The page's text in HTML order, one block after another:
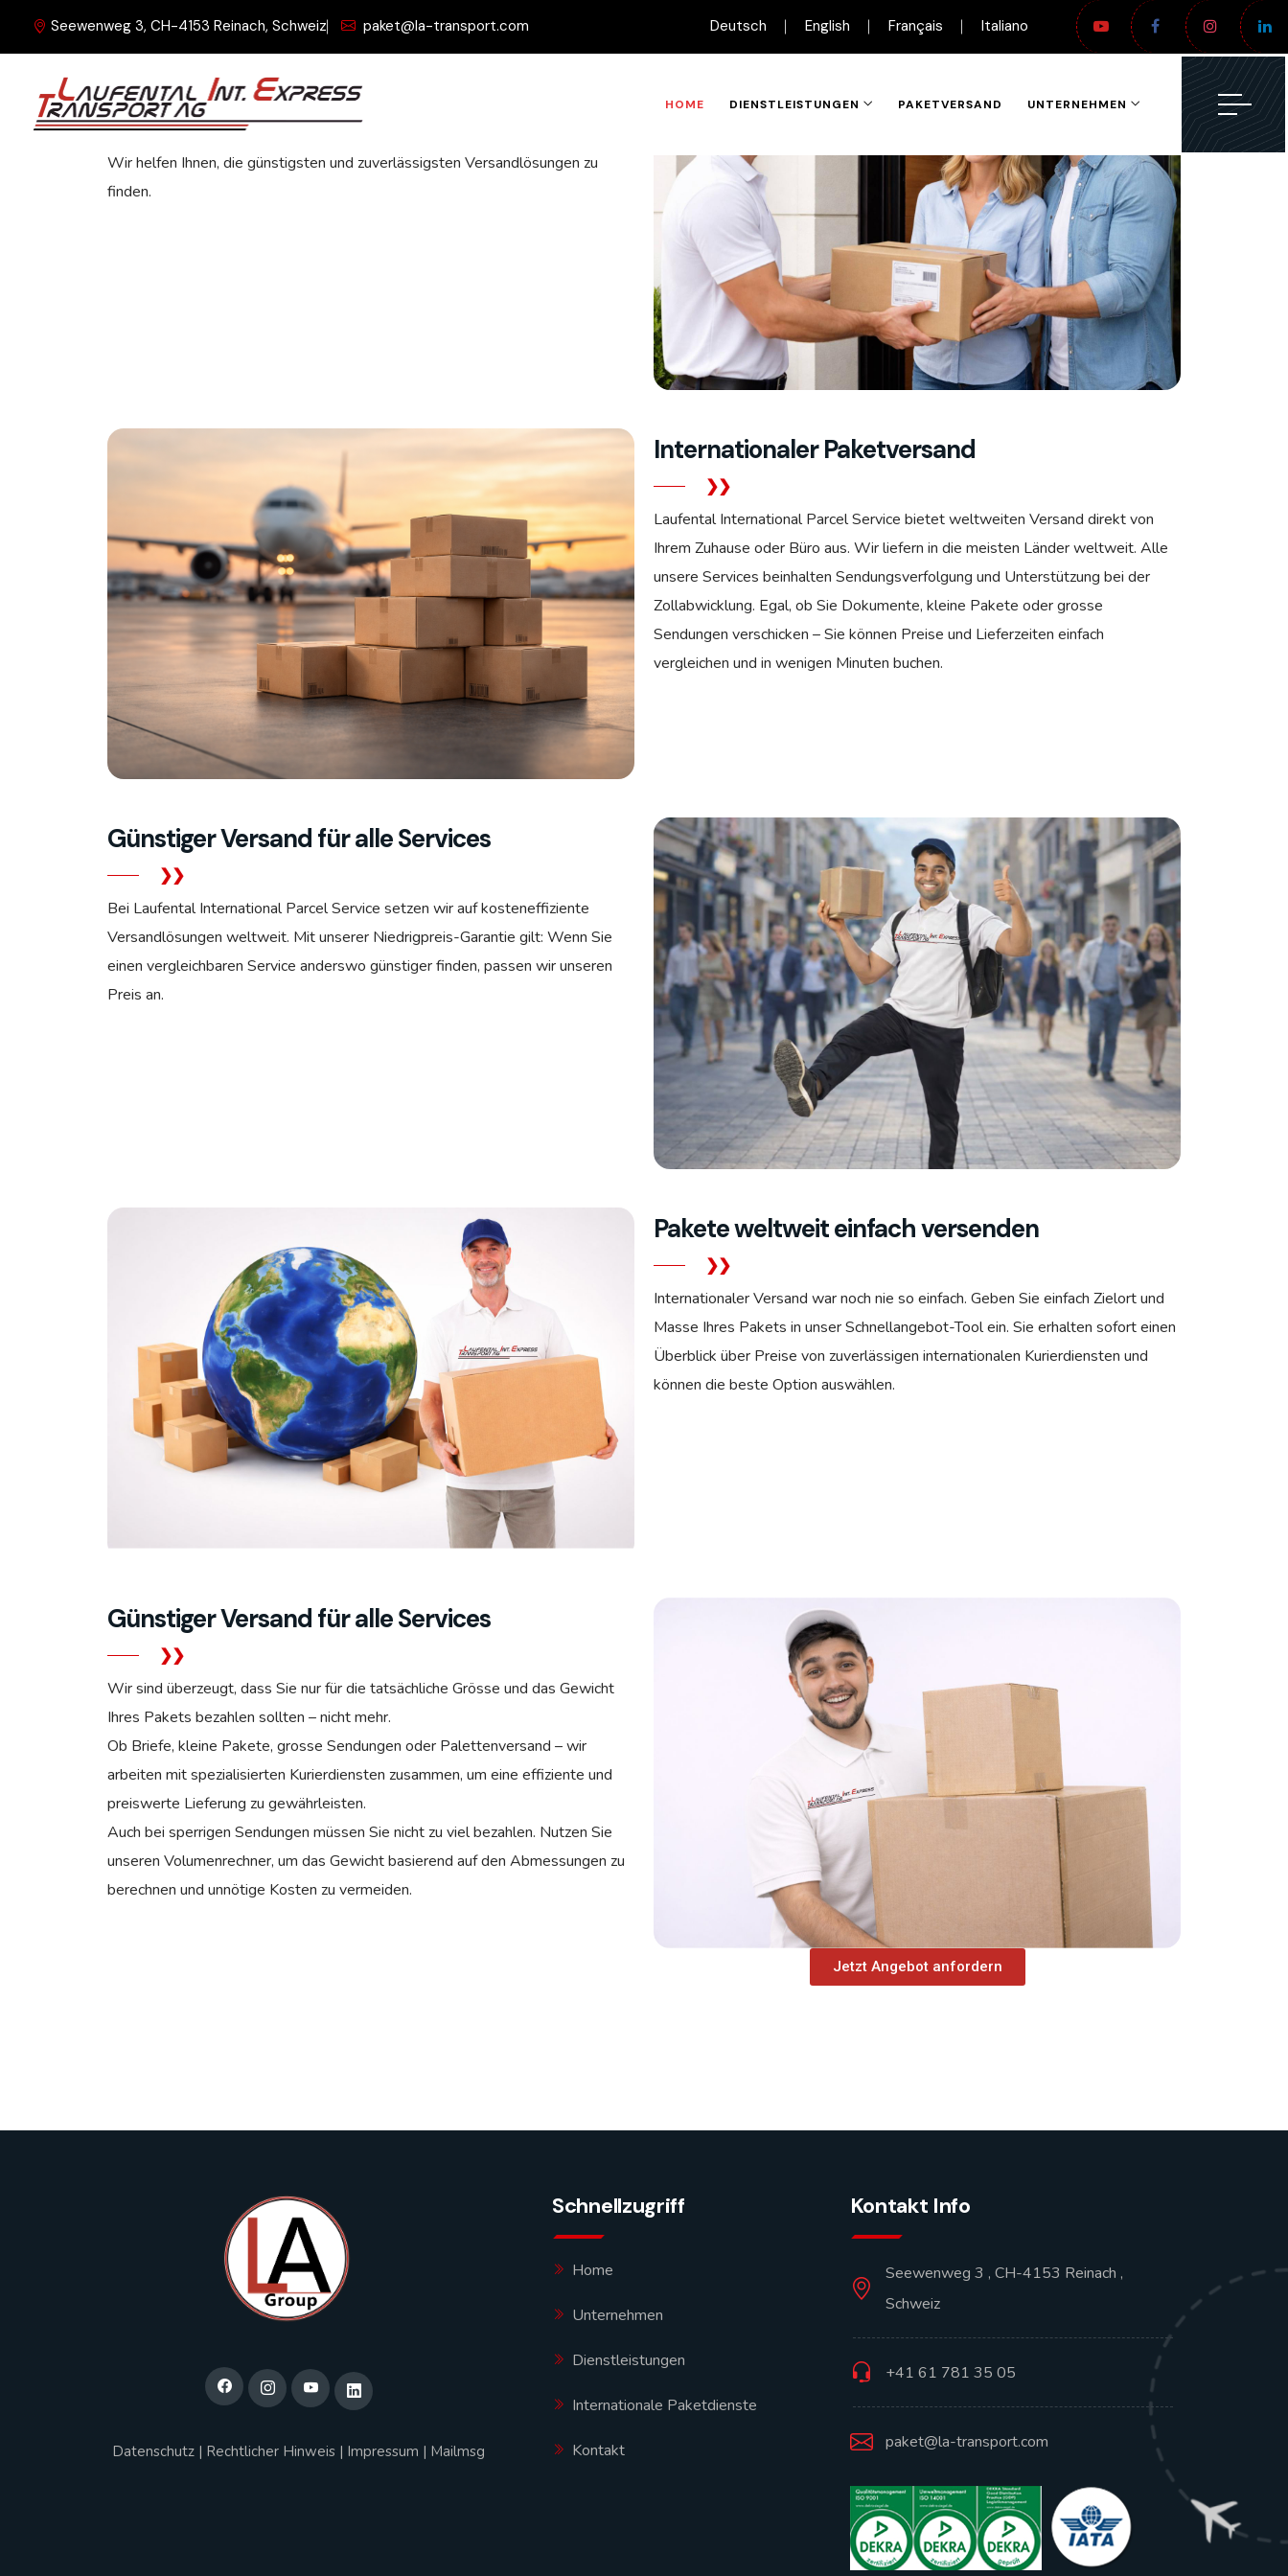
Seewenweg 3, CH-4153 Reinach, Schweiz paket@la-transport.com Deutsch English Français Italiano
HOME DIENSTLEISTUNGEN PAKETVERSAND UNTERNEHMEN
Preise von vertrauenswürdigen Schweizer
Kurierdiensten vergleichen
Wir helfen Ihnen, die günstigsten und zuverlässigsten Versandlösungen zu
finden.
Internationaler Paketversand
Laufental International Parcel Service bietet weltweiten Versand direkt von
Ihrem Zuhause oder Büro aus. Wir liefern in die meisten Länder weltweit. Alle
unsere Services beinhalten Sendungsverfolgung und Unterstützung bei der
Zollabwicklung. Egal, ob Sie Dokumente, kleine Pakete oder grosse
Sendungen verschicken – Sie können Preise und Lieferzeiten einfach
vergleichen und in wenigen Minuten buchen.
Günstiger Versand für alle Services
Bei Laufental International Parcel Service setzen wir auf kosteneffiziente
Versandlösungen weltweit. Mit unserer Niedrigpreis-Garantie gilt: Wenn Sie
einen vergleichbaren Service anderswo günstiger finden, passen wir unseren
Preis an.
Pakete weltweit einfach versenden
Internationaler Versand war noch nie so einfach. Geben Sie einfach Zielort und
Masse Ihres Pakets in unser Schnellangebot-Tool ein. Sie erhalten sofort einen
Überblick über Preise von zuverlässigen internationalen Kurierdiensten und
können die beste Option auswählen.
Günstiger Versand für alle Services
Wir sind überzeugt, dass Sie nur für die tatsächliche Grösse und das Gewicht
Ihres Pakets bezahlen sollten – nicht mehr.
Ob Briefe, kleine Pakete, grosse Sendungen oder Palettenversand – wir
arbeiten mit spezialisierten Kurierdiensten zusammen, um eine effiziente und
preiswerte Lieferung zu gewährleisten.
Auch bei sperrigen Sendungen müssen Sie nicht zu viel bezahlen. Nutzen Sie
unseren Volumenrechner, um das Gewicht basierend auf den Abmessungen zu
berechnen und unnötige Kosten zu vermeiden.
Jetzt Angebot anfordern
Datenschutz | Rechtlicher Hinweis | Impressum | Mailmsg
Schnellzugriff
Home
Unternehmen
Dienstleistungen
Internationale Paketdienste
Kontakt
Kontakt Info
Seewenweg 3 , CH-4153 Reinach ,
Schweiz
+41 61 781 35 05
paket@la-transport.com